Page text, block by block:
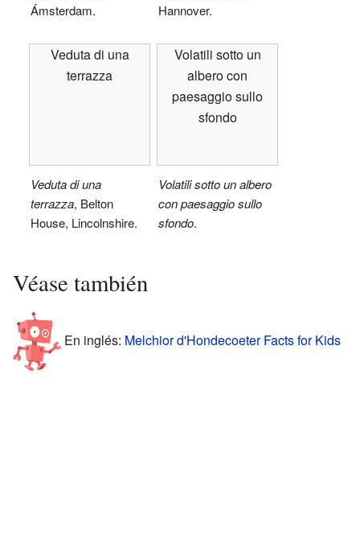
Ámsterdam.
Hannover.
Veduta di una
terrazza
Veduta di una
terrazza, Belton
House, Lincolnshire.
Volatili sotto un
albero con
paesaggio sullo
sfondo
Volatili sotto un albero
con paesaggio sullo
sfondo.
Véase también
En inglés: Melchior d'Hondecoeter Facts for Kids